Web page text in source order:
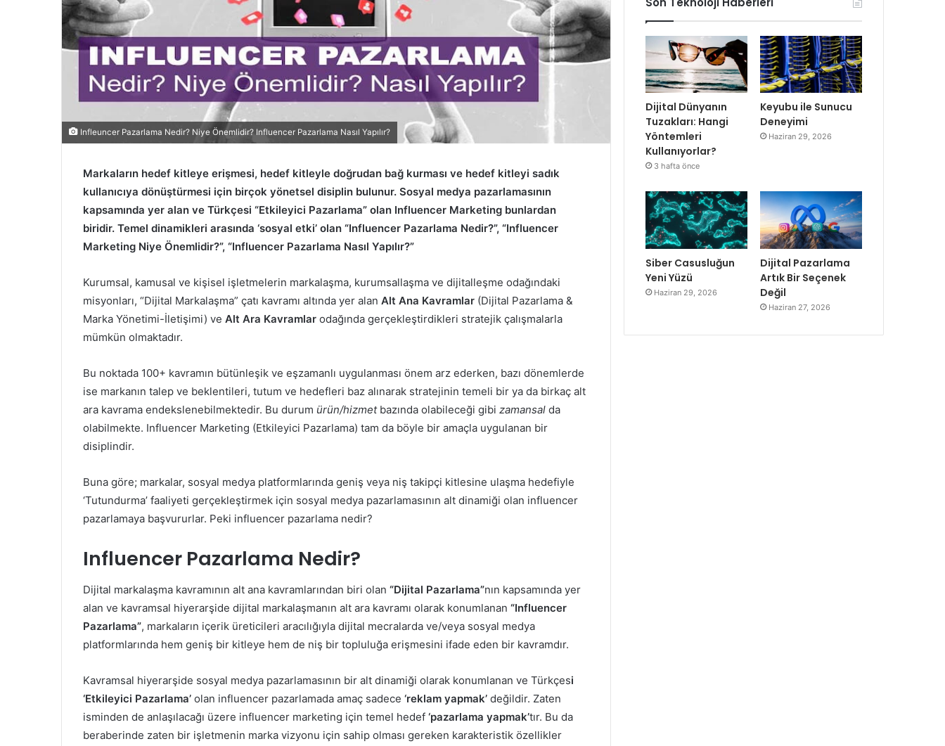
Infleuncer Pazarlama Nedir? Niye Önemlidir? Influencer Pazarlama Nasıl Yapılır?
Markaların hedef kitleye erişmesi, hedef kitleyle doğrudan bağ kurması ve hedef kitleyi sadık
kullanıcıya dönüştürmesi için birçok yönetsel disiplin bulunur. Sosyal medya pazarlamasının
kapsamında yer alan ve Türkçesi “Etkileyici Pazarlama” olan Influencer Marketing bunlardan
biridir. Temel dinamikleri arasında ‘sosyal etki’ olan “Influencer Pazarlama Nedir?”, “Influencer
Marketing Niye Önemlidir?”, “Influencer Pazarlama Nasıl Yapılır?”
Kurumsal, kamusal ve kişisel işletmelerin markalaşma, kurumsallaşma ve dijitalleşme odağındaki
misyonları, “Dijital Markalaşma” çatı kavramı altında yer alan Alt Ana Kavramlar (Dijital Pazarlama &
Marka Yönetimi-İletişimi) ve Alt Ara Kavramlar odağında gerçekleştirdikleri stratejik çalışmalarla
mümkün olmaktadır.
Bu noktada 100+ kavramın bütünleşik ve eşzamanlı uygulanması önem arz ederken, bazı dönemlerde
ise markanın talep ve beklentileri, tutum ve hedefleri baz alınarak stratejinin temeli bir ya da birkaç alt
ara kavrama endekslenebilmektedir. Bu durum ürün/hizmetbazında olabileceği gibi zamansal da
olabilmekte. Influencer Marketing (Etkileyici Pazarlama) tam da böyle bir amaçla uygulanan bir
disiplindir.
Buna göre; markalar, sosyal medya platformlarında geniş veya niş takipçi kitlesine ulaşma hedefiyle
‘Tutundurma’ faaliyeti gerçekleştirmek için sosyal medya pazarlamasının alt dinamiği olan influencer
pazarlamaya başvururlar. Peki influencer pazarlama nedir?
Influencer Pazarlama Nedir?
Dijital markalaşma kavramının alt ana kavramlarından biri olan “Dijital Pazarlama”nın kapsamında yer
alan ve kavramsal hiyerarşide dijital markalaşmanın alt ara kavramı olarak konumlanan “Influencer
Pazarlama”, markaların içerik üreticileri aracılığıyla dijital mecralarda ve/veya sosyal medya
platformlarında hem geniş bir kitleye hem de niş bir topluluğa erişmesini ifade eden bir kavramdır.
Kavramsal hiyerarşide sosyal medya pazarlamasının bir alt dinamiği olarak konumlanan ve Türkçesi
‘Etkileyici Pazarlama’ olan influencer pazarlamada amaç sadece ‘reklam yapmak’ değildir. Zaten
isminden de anlaşılacağı üzere influencer marketing için temel hedef ‘pazarlama yapmak’tır. Bu da
beraberinde zaten bir işletmenin marka vizyonu için sahip olması gereken karakteristik özellikler
Dijital Dünyanın
Tuzakları: Hangi
Yöntemleri
Kullanıyorlar?
3 hafta önce
Keyubu ile Sunucu
Deneyimi
Haziran 29, 2026
Siber Casusluğun
Yeni Yüzü
Haziran 29, 2026
Dijital Pazarlama
Artık Bir Seçenek
Değil
Haziran 27, 2026